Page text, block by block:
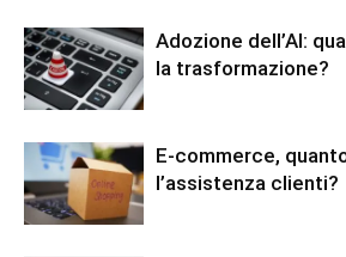
Adozione dell’AI:
la trasformazione?
E-commerce,
l’assistenza clienti?